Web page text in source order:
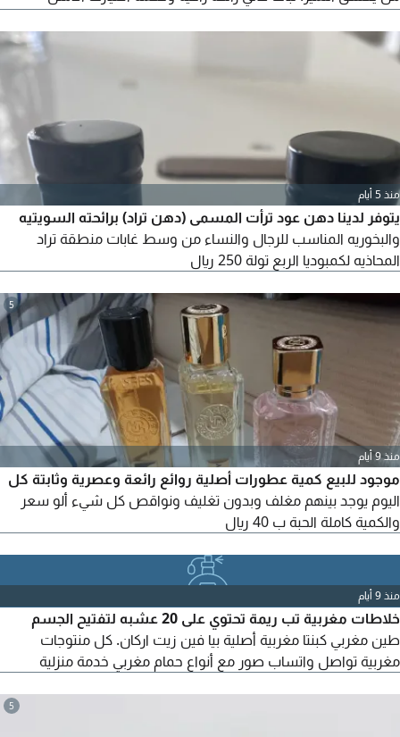
لتمنحك هدوءا يلامس الروح وفخامة تليق بذوقك. كل شمعة تحكي
لحظة، وكل رائحة تترك أثرا. فخامة بسيطة، عطر يدوم، ولمسة
منذ 5 أيام
يتوفر لدينا دهن عود ترأت المسمى (دهن تراد) برائحته السويتيه
والبخوريه المناسب للرجال والنساء من وسط غابات منطقة تراد
المحاذيه لكمبوديا الربع تولة 250 ريال
5
منذ 9 أيام
موجود للبيع كمية عطورات أصلية روائع رائعة وعصرية وثابتة كل
اليوم يوجد بينهم مغلف وبدون تغليف ونواقص كل شيء ألو سعر
والكمية كاملة الحبة ب 40 ريال
منذ 9 أيام
خلاطات مغربية تب ريمة تحتوي على 20 عشبه لتفتيح الجسم
طين مغربي كبنتا مغربية أصلية بيا فين زيت اركان. كل منتوجات
مغربية تواصل واتساب صور مع أنواع حمام مغربي خدمة منزلية
5